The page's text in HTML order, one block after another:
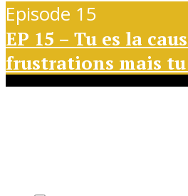
Episode 15
EP 15 – Tu es la
frustrations mais tu